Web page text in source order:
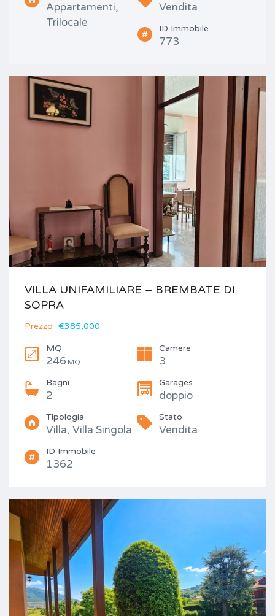
Appartamenti,
Trilocale
Vendita
ID Immobile
773
VILLA UNIFAMILIARE – BREMBATE DI
SOPRA
Prezzo €385,000
MQ
246 MQ.
Camere
3
Bagni
2
Garages
doppio
Tipologia
Villa, Villa Singola
Stato
Vendita
ID Immobile
1362